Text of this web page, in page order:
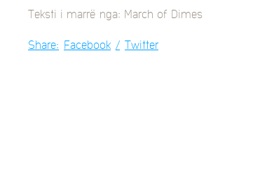
Teksti i marrë nga: March of Dimes
Share: Facebook Twitter